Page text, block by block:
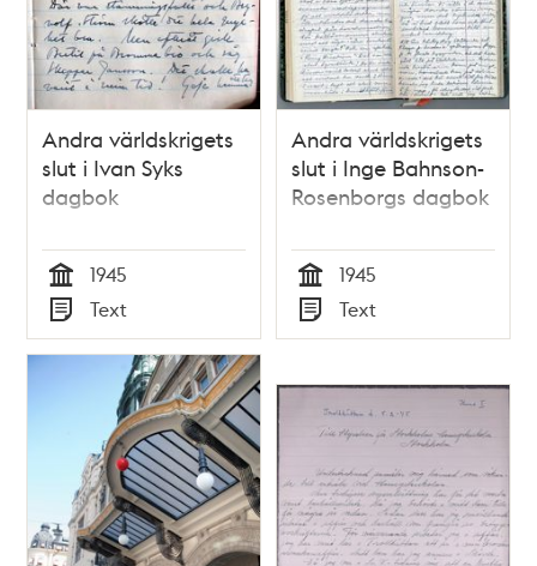
Andra världskrigets
slut i Ivan Syks
dagbok
Tid
1945
Typ
Text
Andra världskrigets
slut i Inge Bahnson-
Rosenborgs dagbok
Tid
1945
Typ
Text